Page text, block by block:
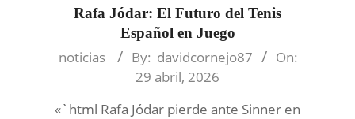
Rafa Jódar: El Futuro del Tenis
Español en Juego
2026-
noticias By: davidcornejo87
On:
29 abril, 2026
«`html Rafa Jódar pierde ante Sinner en